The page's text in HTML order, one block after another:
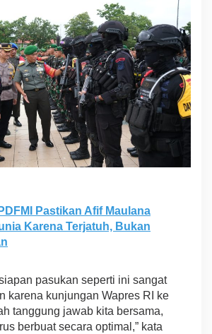
PDFMI Pastikan Afif Maulana
Karena Terjatuh, Bukan
pasukan seperti ini sangat
karena kunjungan Wapres RI ke
tanggung jawab kita bersama,
berbuat secara optimal,” kata